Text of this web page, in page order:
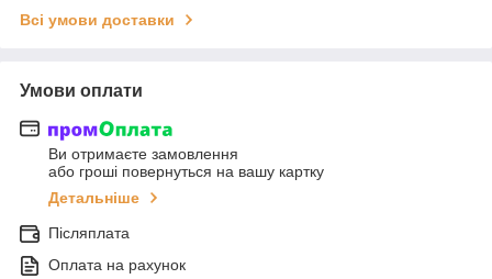
Всі умови доставки
Умови оплати
Ви отримаєте замовлення
або гроші повернуться на вашу картку
Детальніше
Післяплата
Оплата на рахунок